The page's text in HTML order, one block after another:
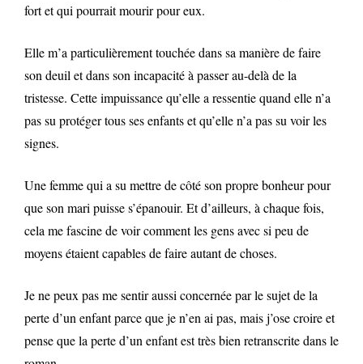
fort et qui pourrait mourir pour eux.
Elle m’a particulièrement touchée dans sa manière de faire
son deuil et dans son incapacité à passer au-delà de la
tristesse. Cette impuissance qu’elle a ressentie quand elle n’a
pas su protéger tous ses enfants et qu’elle n’a pas su voir les
signes.
Une femme qui a su mettre de côté son propre bonheur pour
que son mari puisse s’épanouir. Et d’ailleurs, à chaque fois,
cela me fascine de voir comment les gens avec si peu de
moyens étaient capables de faire autant de choses.
Je ne peux pas me sentir aussi concernée par le sujet de la
perte d’un enfant parce que je n’en ai pas, mais j’ose croire et
pense que la perte d’un enfant est très bien retranscrite dans le